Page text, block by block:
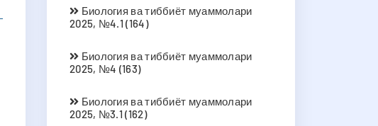
Биология ва тиббиёт муаммолари
2025, №4.1 (164)
Биология ва тиббиёт муаммолари
2025, №4 (163)
Биология ва тиббиёт муаммолари
2025, №3.1 (162)